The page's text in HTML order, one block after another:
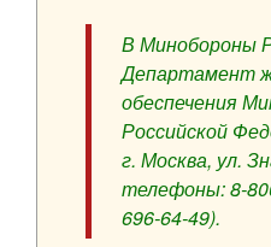
В Минобороны
Департамент
обеспечения
Российской
г. Москва, ул.
телефоны: 8-
696-64-49).